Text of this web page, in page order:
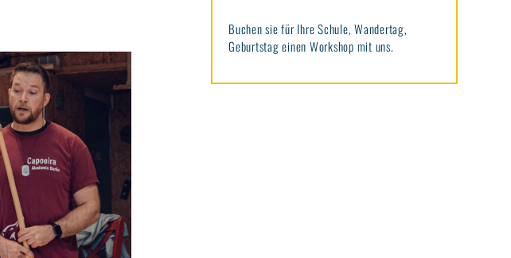
Buchen sie für Ihre Schule, Wandertag,
Geburtstag einen Workshop mit uns.